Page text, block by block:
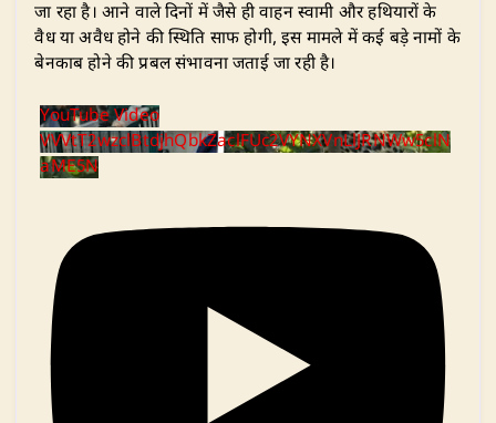
जा रहा है। आने वाले दिनों में जैसे ही वाहन स्वामी और हथियारों के
वैध या अवैध होने की स्थिति साफ होगी, इस मामले में कई बड़े नामों के
बेनकाब होने की प्रबल संभावना जताई जा रही है।
YouTube Video
VVVtT2wzclBtdjhQbkZaclFUc2VYNXVnLlJRNWw5clN
aME5N